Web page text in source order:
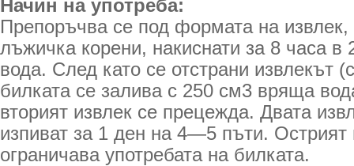
Начин на употреба:
Препоръчва се под формата на извлек,
лъжичка корени, накиснати за 8 часа в
вода. След като се отстрани извлекът
билката се залива с 250 см3 вряща
вторият извлек се прецежда. Двата
изпиват за 1 ден на 4—5 пъти. Острият
ограничава употребата на билката.